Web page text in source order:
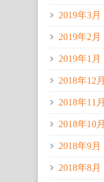
2019年3月
2019年2月
2019年1月
2018年12月
2018年11月
2018年10月
2018年9月
2018年8月